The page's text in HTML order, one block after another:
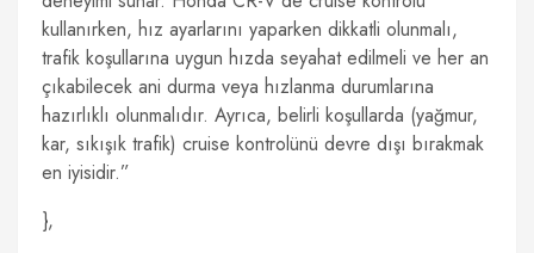
kullanırken, hız ayarlarını yaparken dikkatli olunmalı,
trafik koşullarına uygun hızda seyahat edilmeli ve her an
çıkabilecek ani durma veya hızlanma durumlarına
hazırlıklı olunmalıdır. Ayrıca, belirli koşullarda (yağmur,
kar, sıkışık trafik) cruise kontrolünü devre dışı bırakmak
en iyisidir.”
},